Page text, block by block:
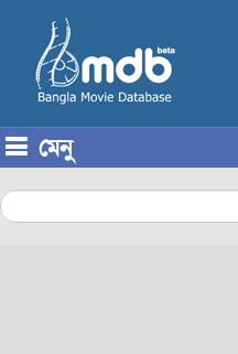
মেনু